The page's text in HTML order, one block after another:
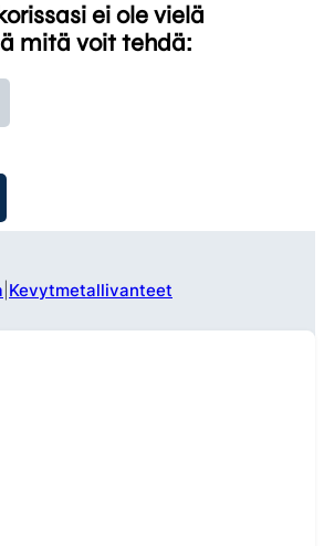
ei ole vielä
mitä voit tehdä:
Kevytmetallivanteet